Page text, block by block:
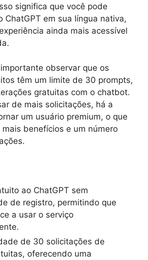
significa que você pode
ChatGPT em sua língua nativa,
ainda mais acessível
observar que os
têm um limite de 30 prompts,
gratuitas com o chatbot.
de mais solicitações, há a
um usuário premium, o que
benefícios e um número
ao ChatGPT sem
de registro, permitindo que
a usar o serviço
de 30 solicitações de
oferecendo uma